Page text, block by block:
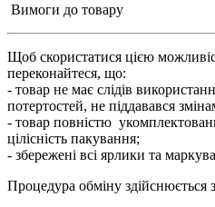
Вимоги до товару
Щоб скористатися цією
переконайтеся, що:
- товар не має слідів
потертостей, не піддавався
- товар повністю
цілісність пакування;
- збережені всі ярлики та
Процедура обміну здійснюється